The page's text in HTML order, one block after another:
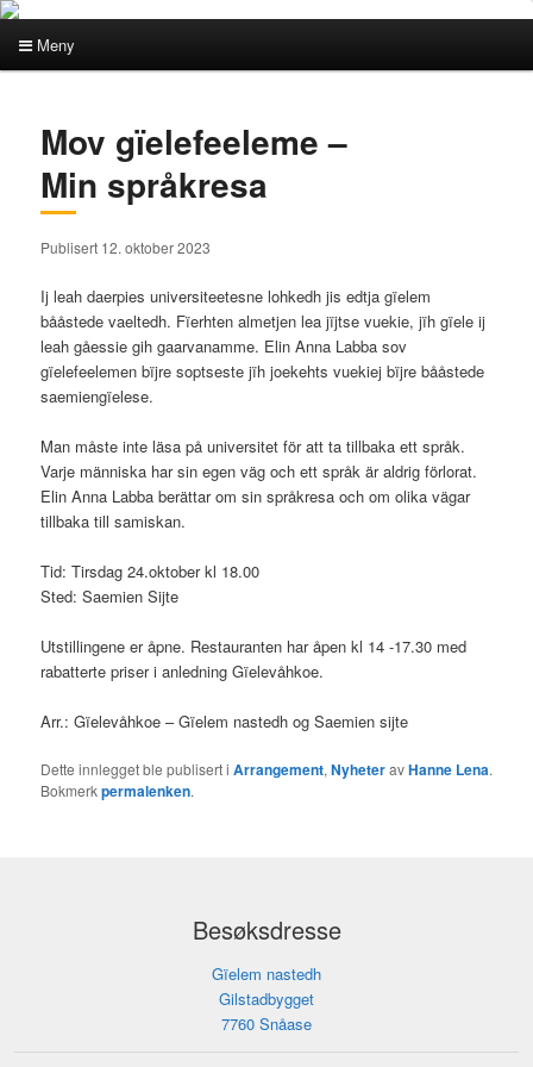
Meny
direkte
til
hovedinnholdet
direkte
til
sekundærinnholdet
Mov gïelefeeleme –
Min språkresa
Publisert 12. oktober 2023
Ij leah daerpies universiteetesne lohkedh jis edtja gïelem
bååstede vaeltedh. Fïerhten almetjen lea jïjtse vuekie, jïh gïele ij
leah gåessie gih gaarvanamme. Elin Anna Labba sov
gïelefeelemen bïjre soptseste jïh joekehts vuekiej bïjre bååstede
saemiengïelese.
Man måste inte läsa på universitet för att ta tillbaka ett språk.
Varje människa har sin egen väg och ett språk är aldrig förlorat.
Elin Anna Labba berättar om sin språkresa och om olika vägar
tillbaka till samiskan.
Tid: Tirsdag 24.oktober kl 18.00
Sted: Saemien Sijte
Utstillingene er åpne. Restauranten har åpen kl 14 -17.30 med
rabatterte priser i anledning Gïelevåhkoe.
Arr.: Gïelevåhkoe – Gïelem nastedh og Saemien sijte
Dette innlegget ble publisert iArrangement,NyheteravHanne Lena.
Bokmerkpermalenken.
Besøksdresse
Gïelem nastedh
Gilstadbygget
7760 Snåase